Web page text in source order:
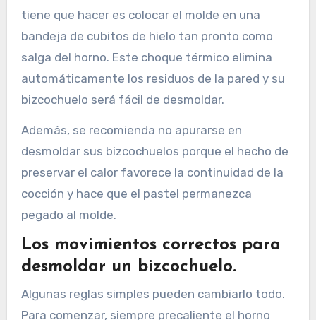
tiene que hacer es colocar el molde en una
bandeja de cubitos de hielo tan pronto como
salga del horno. Este choque térmico elimina
automáticamente los residuos de la pared y su
bizcochuelo será fácil de desmoldar.
Además, se recomienda no apurarse en
desmoldar sus bizcochuelos porque el hecho de
preservar el calor favorece la continuidad de la
cocción y hace que el pastel permanezca
pegado al molde.
Los movimientos correctos para
desmoldar un bizcochuelo.
Algunas reglas simples pueden cambiarlo todo.
Para comenzar, siempre precaliente el horno